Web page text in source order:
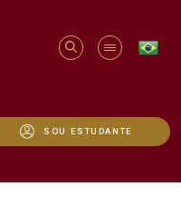
SOU ESTUDANTE